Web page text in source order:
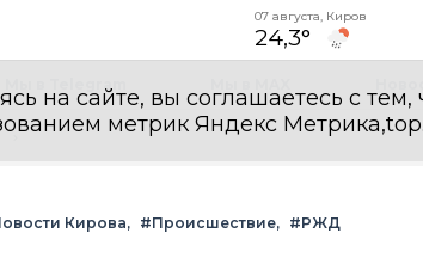
07 августа, Киров
24,3°
на сайте, вы соглашаетесь с
метрик Яндекс
Кирова #Происшествие #РЖД